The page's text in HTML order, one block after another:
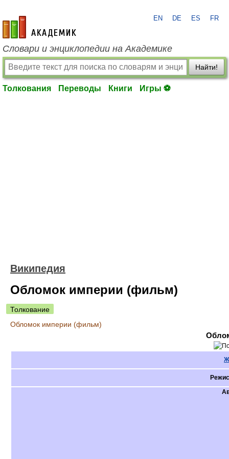
academic.ru
EN DE ES FR
Словари и энциклопедии на Академике
Найти!
Толкования Переводы Книги Игры ⚽
Википедия
Обломок империи (фильм)
Толкование
Обломок империи (фильм)